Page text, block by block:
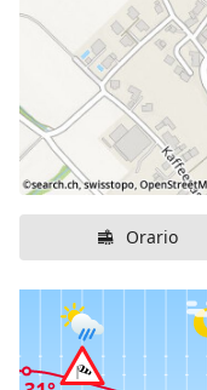
Seguendola via
giallo si cammina
indovinelli,
( i pannelli
tedesco)
Ad Altnau, gli
gastronomia
una torta di mele –
per credere!
Orario